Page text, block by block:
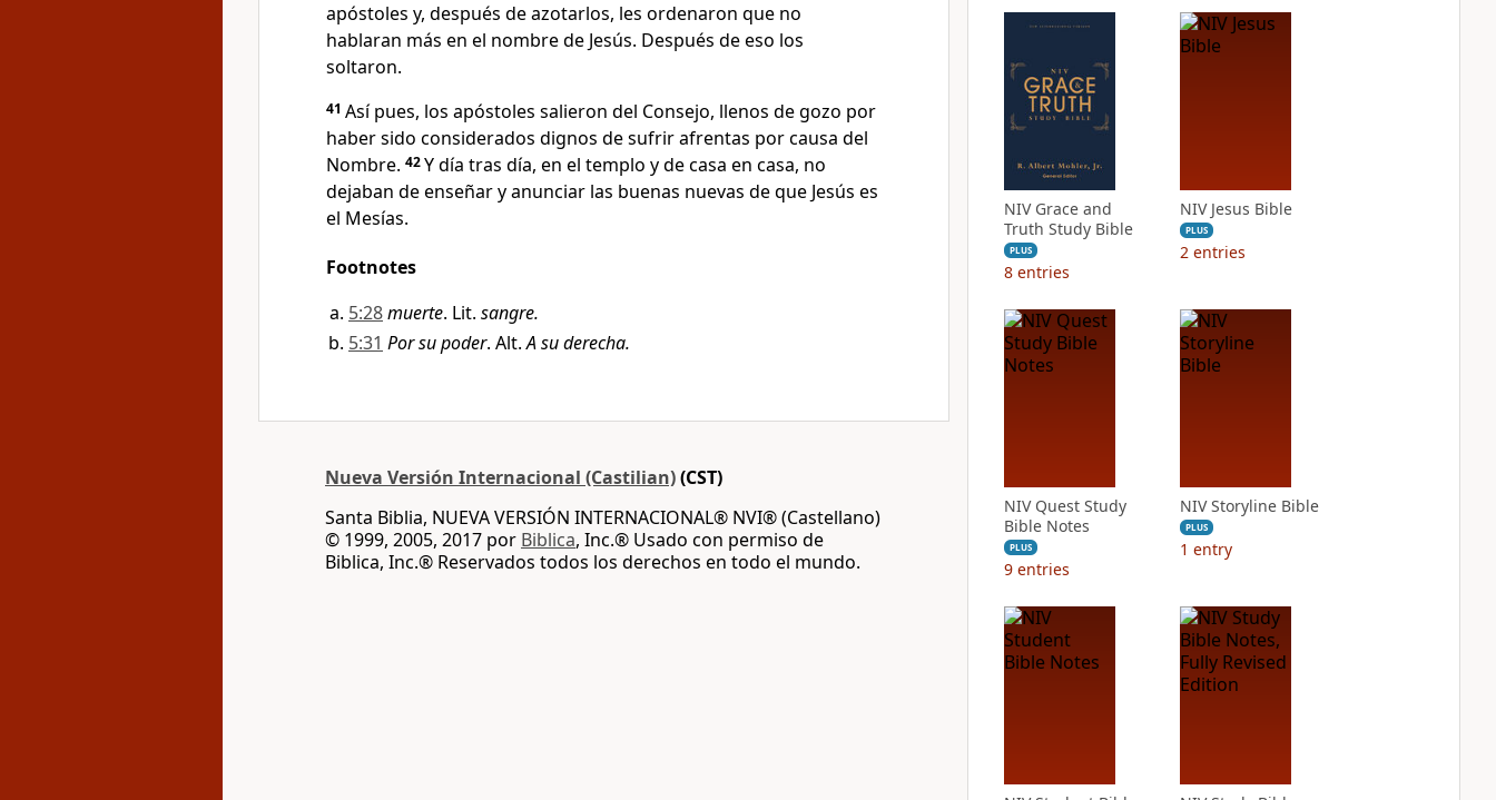
apóstoles y, después de azotarlos, les ordenaron que no
hablaran más en el nombre de Jesús. Después de eso los
soltaron.
41 Así pues, los apóstoles salieron del Consejo, llenos de gozo por
haber sido considerados dignos de sufrir afrentas por causa del
Nombre. 42Y día tras día, en el templo y de casa en casa, no
dejaban de enseñar y anunciar las buenas nuevas de que Jesús es
el Mesías.
Footnotes
5:28muerte. Lit. sangre.
5:31 Por su poder. Alt.A su derecha.
Nueva Versión Internacional (Castilian)(CST)
Santa Biblia, NUEVA VERSIÓN INTERNACIONAL® NVI® (Castellano)
© 1999, 2005, 2017 por Biblica, Inc.® Usado con permiso de
Biblica, Inc.® Reservados todos los derechos en todo el mundo.
NIV Grace and
Truth Study Bible
PLUS
8 entries
NIV Jesus Bible
PLUS
2 entries
NIV Quest Study
Bible Notes
PLUS
9 entries
NIV Storyline Bible
PLUS
1 entry